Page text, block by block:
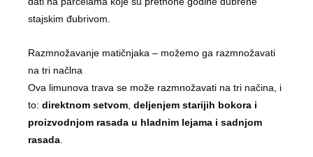
stajskim đubrivom.
Razmnožavanje matičnjaka – možemo ga razmnožavati
na tri načlna
Ova limunova trava se može razmnožavati na tri načina, i
to: direktnom setvom deljenjem starijih bokora i
proizvodnjom rasada u hladnim lejama i sadnjom
rasada